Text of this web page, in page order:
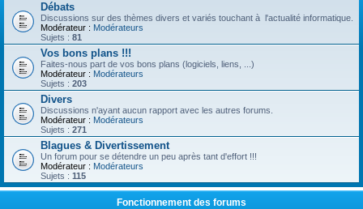
Débats
Discussions sur des thèmes divers et variés touchant à l'actualité informatique.
Modérateur : Modérateurs
Sujets : 81
Vos bons plans !!!
Faites-nous part de vos bons plans (logiciels, liens, ...)
Modérateur : Modérateurs
Sujets : 203
Divers
Discussions n'ayant aucun rapport avec les autres forums.
Modérateur : Modérateurs
Sujets : 271
Blagues & Divertissement
Un forum pour se détendre un peu après tant d'effort !!!
Modérateur : Modérateurs
Sujets : 115
Fonctionnement des forums